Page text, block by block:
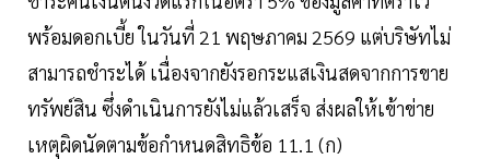
พร้อมดอกเบี้ย ในวันที่ 21 พฤษภาคม 2569 แต่บริษัทไม่
สามารถชำระได้ เนื่องจากยังรอกระแสเงินสดจากการขาย
ทรัพย์สิน ซึ่งดำเนินการยังไม่แล้วเสร็จ ส่งผลให้เข้าข่าย
เหตุผิดนัดตามข้อกำหนดสิทธิข้อ 11.1 (ก)